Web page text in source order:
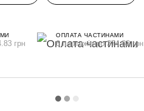
грн
ОПЛАТА ЧАСТИНАМИ
6 платежів по 374.83 грн